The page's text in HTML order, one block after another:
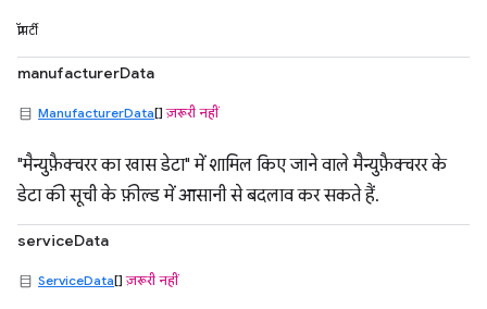
प्रॉपर्टी
manufacturerData
ManufacturerData[]ज़रूरी नहीं
"मैन्युफ़ैक्चरर का खास डेटा" में शामिल किए जाने वाले मैन्युफ़ैक्चरर के
डेटा की सूची के फ़ील्ड में आसानी से बदलाव कर सकते हैं.
serviceData
ServiceData[]ज़रूरी नहीं